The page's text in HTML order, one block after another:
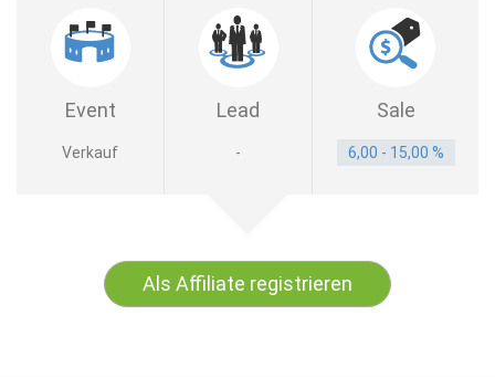
Event Lead Sale
Verkauf - 6,00 - 15,00 %
Als Affiliate registrieren